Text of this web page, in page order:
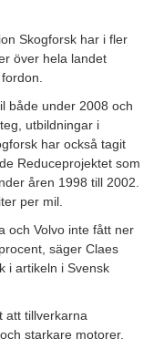
Skogforsk har i fler
över hela landet
både under 2008 och
utbildningar i
har också tagit
Reduceprojektet som
åren 1998 till 2002.
per mil.
och Volvo inte fått ner
säger Claes
i artikeln i Svensk
att tillverkarna
starkare motorer.